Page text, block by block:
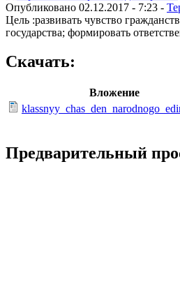
Опубликовано 02.12.2017 - 7:23 -
Цель :развивать чувство
государства; формировать
Скачать:
Вложение
Предварительный